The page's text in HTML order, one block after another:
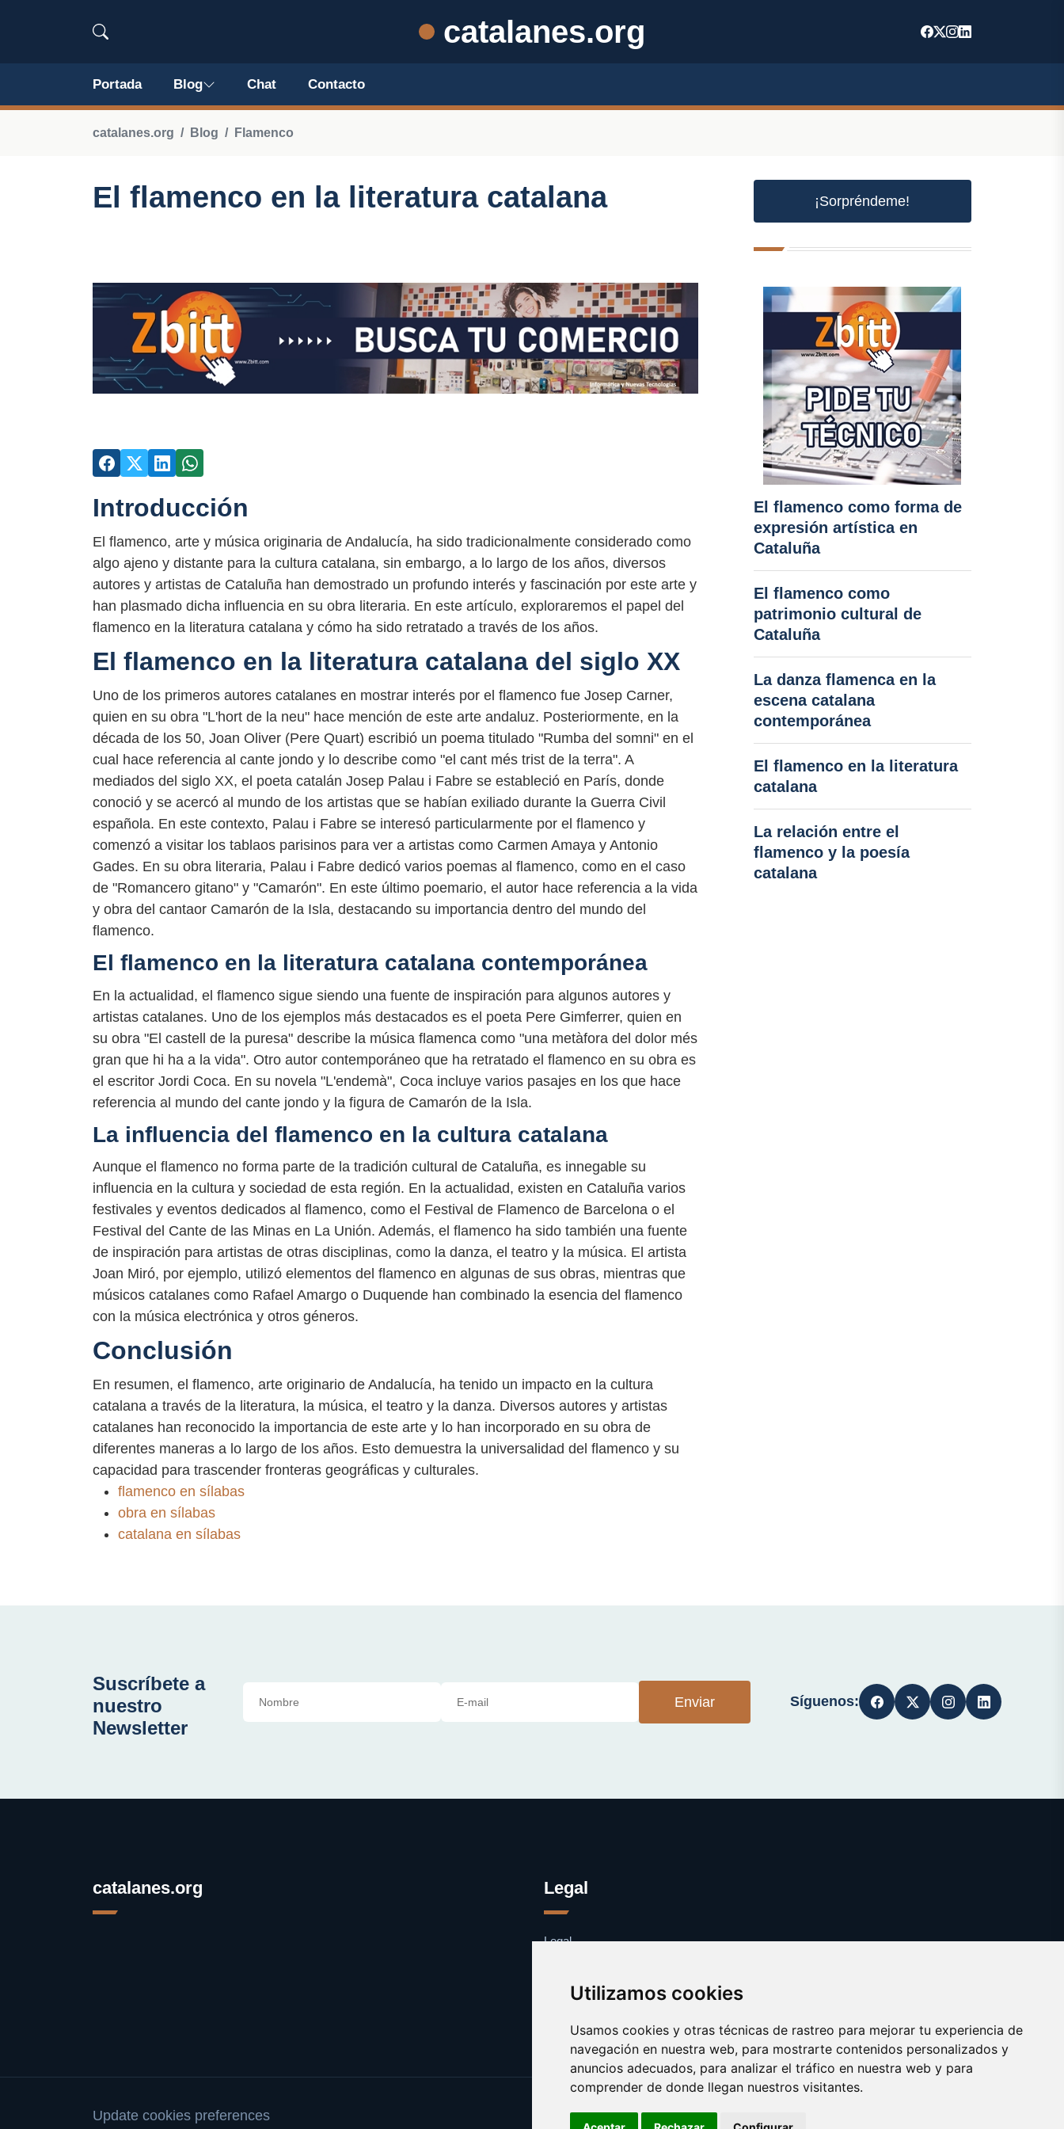
Utilizamos cookies
Usamos cookies y otras técnicas de rastreo para mejorar tu experiencia de
navegación en nuestra web, para mostrarte contenidos personalizados y
anuncios adecuados, para analizar el tráfico en nuestra web y para
comprender de donde llegan nuestros visitantes.
catalanes.org
Portada Blog Chat Contacto
catalanes.org Blog Flamenco
El flamenco en la literatura catalana
Introducción
El flamenco, arte y música originaria de Andalucía, ha sido tradicionalmente considerado como
algo ajeno y distante para la cultura catalana, sin embargo, a lo largo de los años, diversos
autores y artistas de Cataluña han demostrado un profundo interés y fascinación por este arte y
han plasmado dicha influencia en su obra literaria. En este artículo, exploraremos el papel del
flamenco en la literatura catalana y cómo ha sido retratado a través de los años.
El flamenco en la literatura catalana del siglo XX
Uno de los primeros autores catalanes en mostrar interés por el flamenco fue Josep Carner,
quien en su obra "L'hort de la neu" hace mención de este arte andaluz. Posteriormente, en la
década de los 50, Joan Oliver (Pere Quart) escribió un poema titulado "Rumba del somni" en el
cual hace referencia al cante jondo y lo describe como "el cant més trist de la terra". A
mediados del siglo XX, el poeta catalán Josep Palau i Fabre se estableció en París, donde
conoció y se acercó al mundo de los artistas que se habían exiliado durante la Guerra Civil
española. En este contexto, Palau i Fabre se interesó particularmente por el flamenco y
comenzó a visitar los tablaos parisinos para ver a artistas como Carmen Amaya y Antonio
Gades. En su obra literaria, Palau i Fabre dedicó varios poemas al flamenco, como en el caso
de "Romancero gitano" y "Camarón". En este último poemario, el autor hace referencia a la vida
y obra del cantaor Camarón de la Isla, destacando su importancia dentro del mundo del
flamenco.
El flamenco en la literatura catalana contemporánea
En la actualidad, el flamenco sigue siendo una fuente de inspiración para algunos autores y
artistas catalanes. Uno de los ejemplos más destacados es el poeta Pere Gimferrer, quien en
su obra "El castell de la puresa" describe la música flamenca como "una metàfora del dolor més
gran que hi ha a la vida". Otro autor contemporáneo que ha retratado el flamenco en su obra es
el escritor Jordi Coca. En su novela "L'endemà", Coca incluye varios pasajes en los que hace
referencia al mundo del cante jondo y la figura de Camarón de la Isla.
La influencia del flamenco en la cultura catalana
Aunque el flamenco no forma parte de la tradición cultural de Cataluña, es innegable su
influencia en la cultura y sociedad de esta región. En la actualidad, existen en Cataluña varios
festivales y eventos dedicados al flamenco, como el Festival de Flamenco de Barcelona o el
Festival del Cante de las Minas en La Unión. Además, el flamenco ha sido también una fuente
de inspiración para artistas de otras disciplinas, como la danza, el teatro y la música. El artista
Joan Miró, por ejemplo, utilizó elementos del flamenco en algunas de sus obras, mientras que
músicos catalanes como Rafael Amargo o Duquende han combinado la esencia del flamenco
con la música electrónica y otros géneros.
Conclusión
En resumen, el flamenco, arte originario de Andalucía, ha tenido un impacto en la cultura
catalana a través de la literatura, la música, el teatro y la danza. Diversos autores y artistas
catalanes han reconocido la importancia de este arte y lo han incorporado en su obra de
diferentes maneras a lo largo de los años. Esto demuestra la universalidad del flamenco y su
capacidad para trascender fronteras geográficas y culturales.
flamenco en sílabas
obra en sílabas
catalana en sílabas
¡Sorpréndeme!
El flamenco como forma de
expresión artística en
Cataluña
El flamenco como
patrimonio cultural de
Cataluña
La danza flamenca en la
escena catalana
contemporánea
El flamenco en la literatura
catalana
La relación entre el
flamenco y la poesía
catalana
Suscríbete a
nuestro
Newsletter
Enviar Síguenos:
catalanes.org Legal
Legal
Contacto
Update cookies preferences